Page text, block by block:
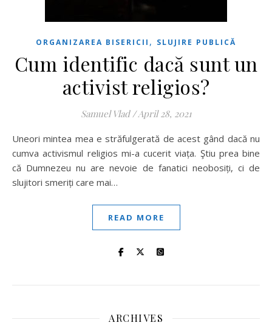
ORGANIZAREA BISERICII , SLUJIRE PUBLICĂ
Cum identific dacă sunt un
activist religios?
Samuel Vlad /April 28, 2021
Uneori mintea mea e străfulgerată de acest gând dacă nu
cumva activismul religios mi-a cucerit viața. Ştiu prea bine
că Dumnezeu nu are nevoie de fanatici neobosiți, ci de
slujitori smeriți care mai…
READ MORE
ARCHIVES